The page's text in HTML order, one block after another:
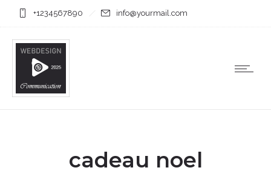
+1234567890 info@yourmail.com
cadeau noel